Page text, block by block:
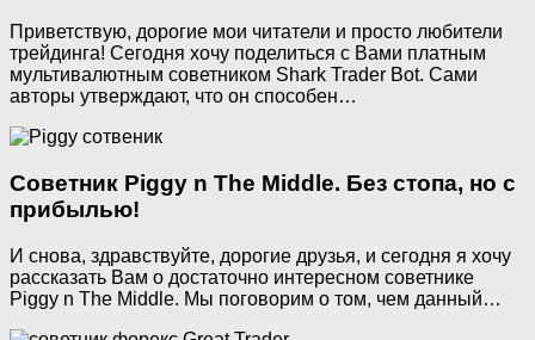
Приветствую, дорогие мои читатели и просто любители
трейдинга! Сегодня хочу поделиться с Вами платным
мультивалютным советником Shark Trader Bot. Сами
авторы утверждают, что он способен…
Советник Piggy n The Middle. Без стопа, но с
прибылью!
И снова, здравствуйте, дорогие друзья, и сегодня я хочу
рассказать Вам о достаточно интересном советнике
Piggy n The Middle. Мы поговорим о том, чем данный…